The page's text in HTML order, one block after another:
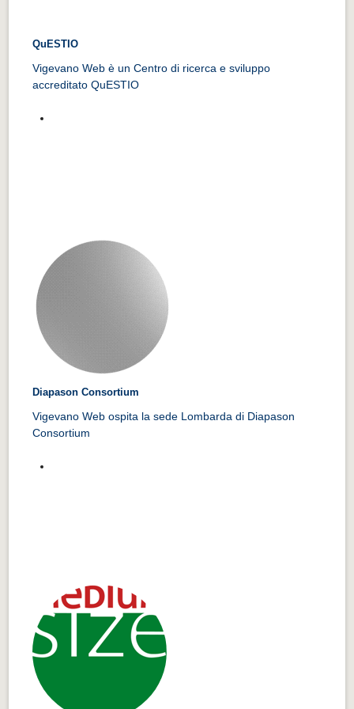
QuESTIO
Vigevano Web è un Centro di ricerca e sviluppo
accreditato QuESTIO
Diapason Consortium
Vigevano Web ospita la sede Lombarda di Diapason
Consortium